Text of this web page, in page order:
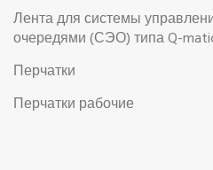
Лента для системы
очередями (СЭО) типа Q-
Перчатки
Перчатки рабочие